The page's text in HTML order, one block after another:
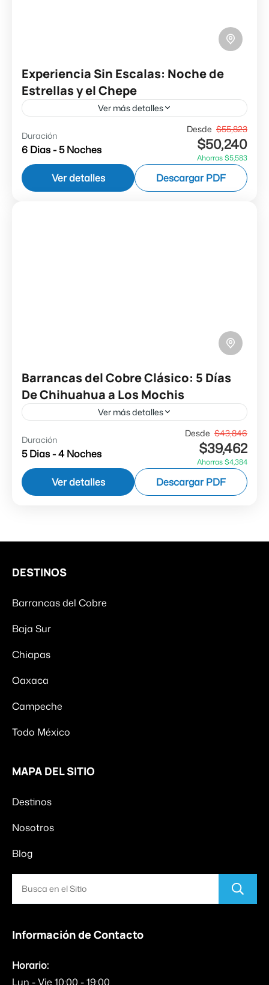
Experiencia Sin Escalas: Noche de
Estrellas y el Chepe
Ver más detalles
✔ Grutas Nombre de Dios ✔ Experiencia Jeep
✔ Noche de Estrellas ✔ Amanecer en
Barrancas ✔ Seguro de Asistencia
Barrancas del Cobre
Duración
6 Dias - 5 Noches
Desde $55,823
$50,240
Ahorras $5,583
Ver detalles Descargar PDF
Barrancas del Cobre Clásico: 5 Días
De Chihuahua a Los Mochis
Ver más detalles
Salidas: (Martes, Jueves y Sábado*) (*En los
meses de Mayo, Junio, Agosto y Septiembre no
sale los Sábados) (VSE-BHC-C6) Descubre
Chihuahua abordo del Tren Chepe,...
Barrancas del Cobre
Duración
5 Dias - 4 Noches
Desde $43,846
$39,462
Ahorras $4,384
Ver detalles Descargar PDF
DESTINOS
Barrancas del Cobre
Baja Sur
Chiapas
Oaxaca
Campeche
Todo México
MAPA DEL SITIO
Destinos
Nosotros
Blog
Información de Contacto
Horario:
Lun - Vie 10:00 - 19:00